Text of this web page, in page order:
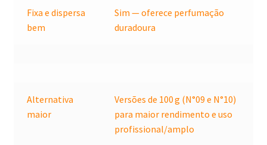
Fixa e dispersa
bem
Sim — oferece perfumação
duradoura
Alternativa
maior
Versões de 100 g (N°09 e N°10)
para maior rendimento e uso
profissional/amplo